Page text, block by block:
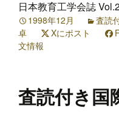
日本教育工学会誌
1998年12月 査読
卓
Xにポスト
文情報
査読付き国